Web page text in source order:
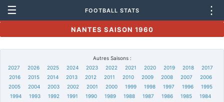
☰ FOOTBALL STATS ⋮
NANTES SAISON 1960
Autres Saisons :
2027
2026 2025 2024 2023 2022 2021 2020 2019 2018
2017
2016
2015 2014 2013 2012 2011 2010 2009 2008 2007
2006
2005
2004 2003 2002 2001 2000 1999 1998 1997 1996
1995
1994
1993 1992 1991 1990 1989 1988 1987 1986 1985
1984